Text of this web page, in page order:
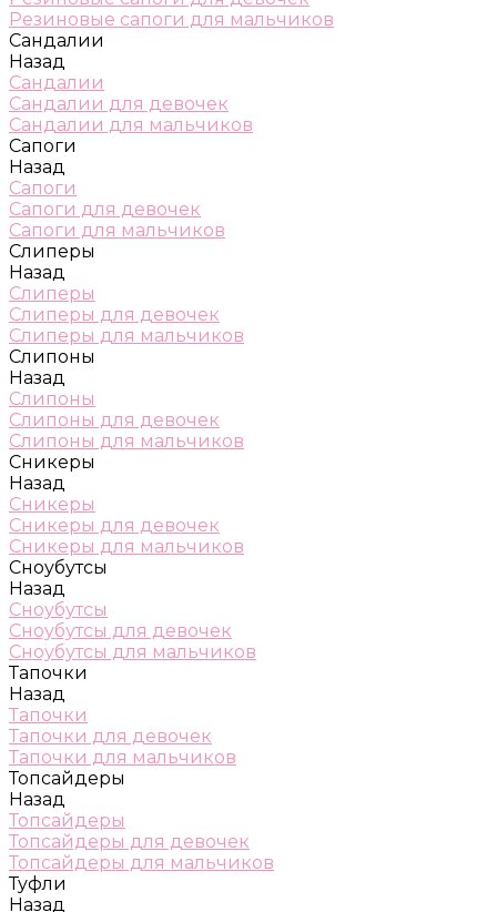
Резиновые сапоги для мальчиков
Сандалии
Назад
Сандалии
Сандалии для девочек
Сандалии для мальчиков
Сапоги
Назад
Сапоги
Сапоги для девочек
Сапоги для мальчиков
Слиперы
Назад
Слиперы
Слиперы для девочек
Слиперы для мальчиков
Слипоны
Назад
Слипоны
Слипоны для девочек
Слипоны для мальчиков
Сникеры
Назад
Сникеры
Сникеры для девочек
Сникеры для мальчиков
Сноубутсы
Назад
Сноубутсы
Сноубутсы для девочек
Сноубутсы для мальчиков
Тапочки
Назад
Тапочки
Тапочки для девочек
Тапочки для мальчиков
Топсайдеры
Назад
Топсайдеры
Топсайдеры для девочек
Топсайдеры для мальчиков
Туфли
Назад